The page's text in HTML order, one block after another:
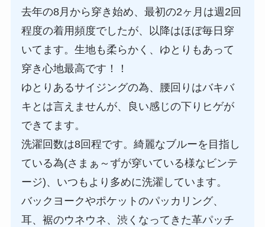
去年の8月から穿き始め、最初の2ヶ月は週2回
程度の着用頻度でしたが、以降はほぼ毎日穿
いてます。生地も柔らかく、ゆとりもあって
穿き心地最高です！！
ゆとりあるサイジングの為、腰回りはバキバ
キとは言えませんが、良い感じの下りヒゲが
できてます。
洗濯回数は8回程です。綺麗なブルーを目指し
ている為(さまぁ～ずが穿いている様なビンテ
ージ)、いつもより多めに洗濯しています。
バックヨークやポケットのパッカリング、
耳、裾のウネウネ、渋くなってきた革パッチ